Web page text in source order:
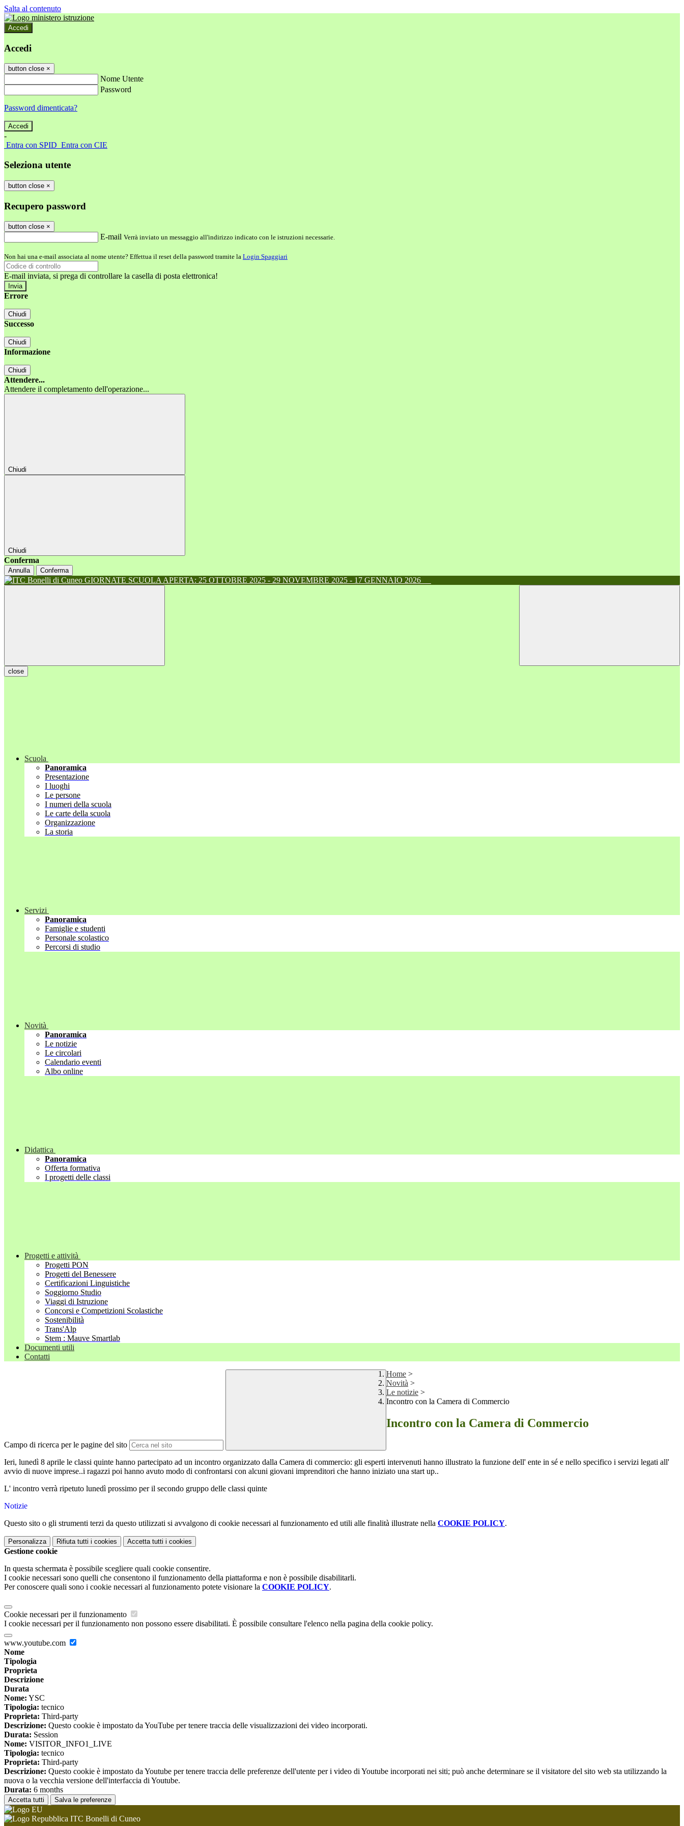
Salta al contenuto
Accedi
Accedi
button close ×
Nome Utente
Password
Password dimenticata?
-
Entra con SPID Entra con CIE
Seleziona utente
button close ×
Recupero password
button close ×
E-mail Verrà inviato un messaggio all'indirizzo indicato con le istruzioni necessarie.
Non hai una e-mail associata al nome utente? Effettua il reset della password tramite la Login Spaggiari
E-mail inviata, si prega di controllare la casella di posta elettronica!
Errore
Chiudi
Successo
Chiudi
Informazione
Chiudi
Attendere...
Attendere il completamento dell'operazione...
Chiudi
Chiudi
Conferma
Annulla Conferma
GIORNATE SCUOLA APERTA: 25 OTTOBRE 2025 - 29 NOVEMBRE 2025 - 17 GENNAIO 2026
close
Scuola
Panoramica
Presentazione
I luoghi
Le persone
I numeri della scuola
Le carte della scuola
Organizzazione
La storia
Servizi
Panoramica
Famiglie e studenti
Personale scolastico
Percorsi di studio
Novità
Panoramica
Le notizie
Le circolari
Calendario eventi
Albo online
Didattica
Panoramica
Offerta formativa
I progetti delle classi
Progetti e attività
Progetti PON
Progetti del Benessere
Certificazioni Linguistiche
Soggiorno Studio
Viaggi di Istruzione
Concorsi e Competizioni Scolastiche
Sostenibilità
Trans'Alp
Stem : Mauve Smartlab
Documenti utili
Contatti
Campo di ricerca per le pagine del sito
Home >
Novità >
Le notizie >
Incontro con la Camera di Commercio
Incontro con la Camera di Commercio
Ieri, lunedì 8 aprile le classi quinte hanno partecipato ad un incontro organizzato dalla Camera di commercio: gli esperti intervenuti hanno illustrato la funzione dell' ente in sé e nello specifico i servizi legati all'
avvio di nuove imprese..i ragazzi poi hanno avuto modo di confrontarsi con alcuni giovani imprenditori che hanno iniziato una start up..
L' incontro verrà ripetuto lunedì prossimo per il secondo gruppo delle classi quinte
Notizie
Questo sito o gli strumenti terzi da questo utilizzati si avvalgono di cookie necessari al funzionamento ed utili alle finalità illustrate nella COOKIE POLICY.
Personalizza Rifiuta tutti i cookies Accetta tutti i cookies
Gestione cookie
In questa schermata è possibile scegliere quali cookie consentire.
I cookie necessari sono quelli che consentono il funzionamento della piattaforma e non è possibile disabilitarli.
Per conoscere quali sono i cookie necessari al funzionamento potete visionare la COOKIE POLICY.
Cookie necessari per il funzionamento
I cookie necessari per il funzionamento non possono essere disabilitati. È possibile consultare l'elenco nella pagina della cookie policy.
www.youtube.com
Nome
Tipologia
Proprieta
Descrizione
Durata
Nome: YSC
Tipologia: tecnico
Proprieta: Third-party
Descrizione: Questo cookie è impostato da YouTube per tenere traccia delle visualizzazioni dei video incorporati.
Durata: Session
Nome: VISITOR_INFO1_LIVE
Tipologia: tecnico
Proprieta: Third-party
Descrizione: Questo cookie è impostato da Youtube per tenere traccia delle preferenze dell'utente per i video di Youtube incorporati nei siti; può anche determinare se il visitatore del sito web sta utilizzando la
nuova o la vecchia versione dell'interfaccia di Youtube.
Durata: 6 months
Accetta tutti Salva le preferenze
ITC Bonelli di Cuneo